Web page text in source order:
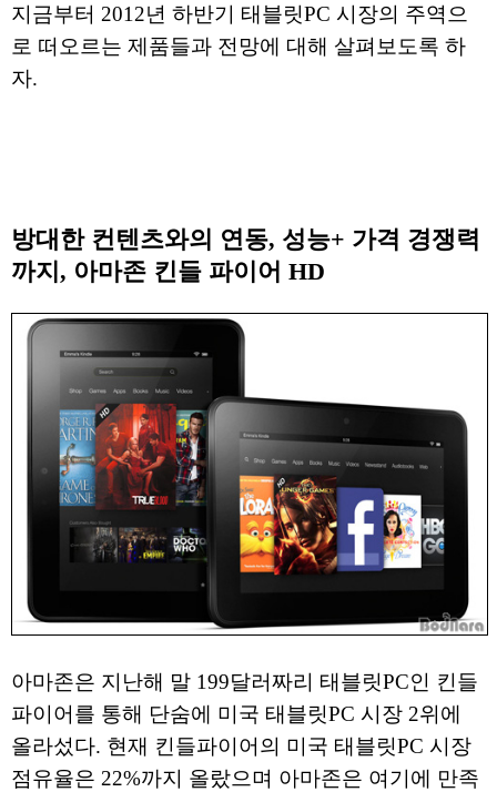
지금부터 2012년 하반기 태블릿PC 시장의 주역으
로 떠오르는 제품들과 전망에 대해 살펴보도록 하
자.
방대한 컨텐츠와의 연동, 성능+ 가격 경쟁력
까지, 아마존 킨들 파이어 HD
아마존은 지난해 말 199달러짜리 태블릿PC인 킨들
파이어를 통해 단숨에 미국 태블릿PC 시장 2위에
올라섰다. 현재 킨들파이어의 미국 태블릿PC 시장
점유율은 22%까지 올랐으며 아마존은 여기에 만족